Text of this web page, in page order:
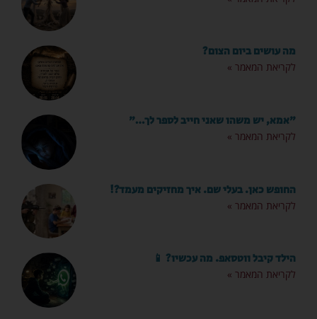
מה עושים ביום הצום?
לקריאת המאמר »
"אמא, יש משהו שאני חייב לספר לך…"
לקריאת המאמר »
החופש כאן. בעלי שם. איך מחזיקים מעמד?!
לקריאת המאמר »
הילד קיבל ווטסאפ. מה עכשיו? 📱
לקריאת המאמר »